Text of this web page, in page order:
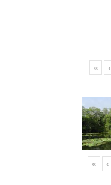
« ‹
« ‹